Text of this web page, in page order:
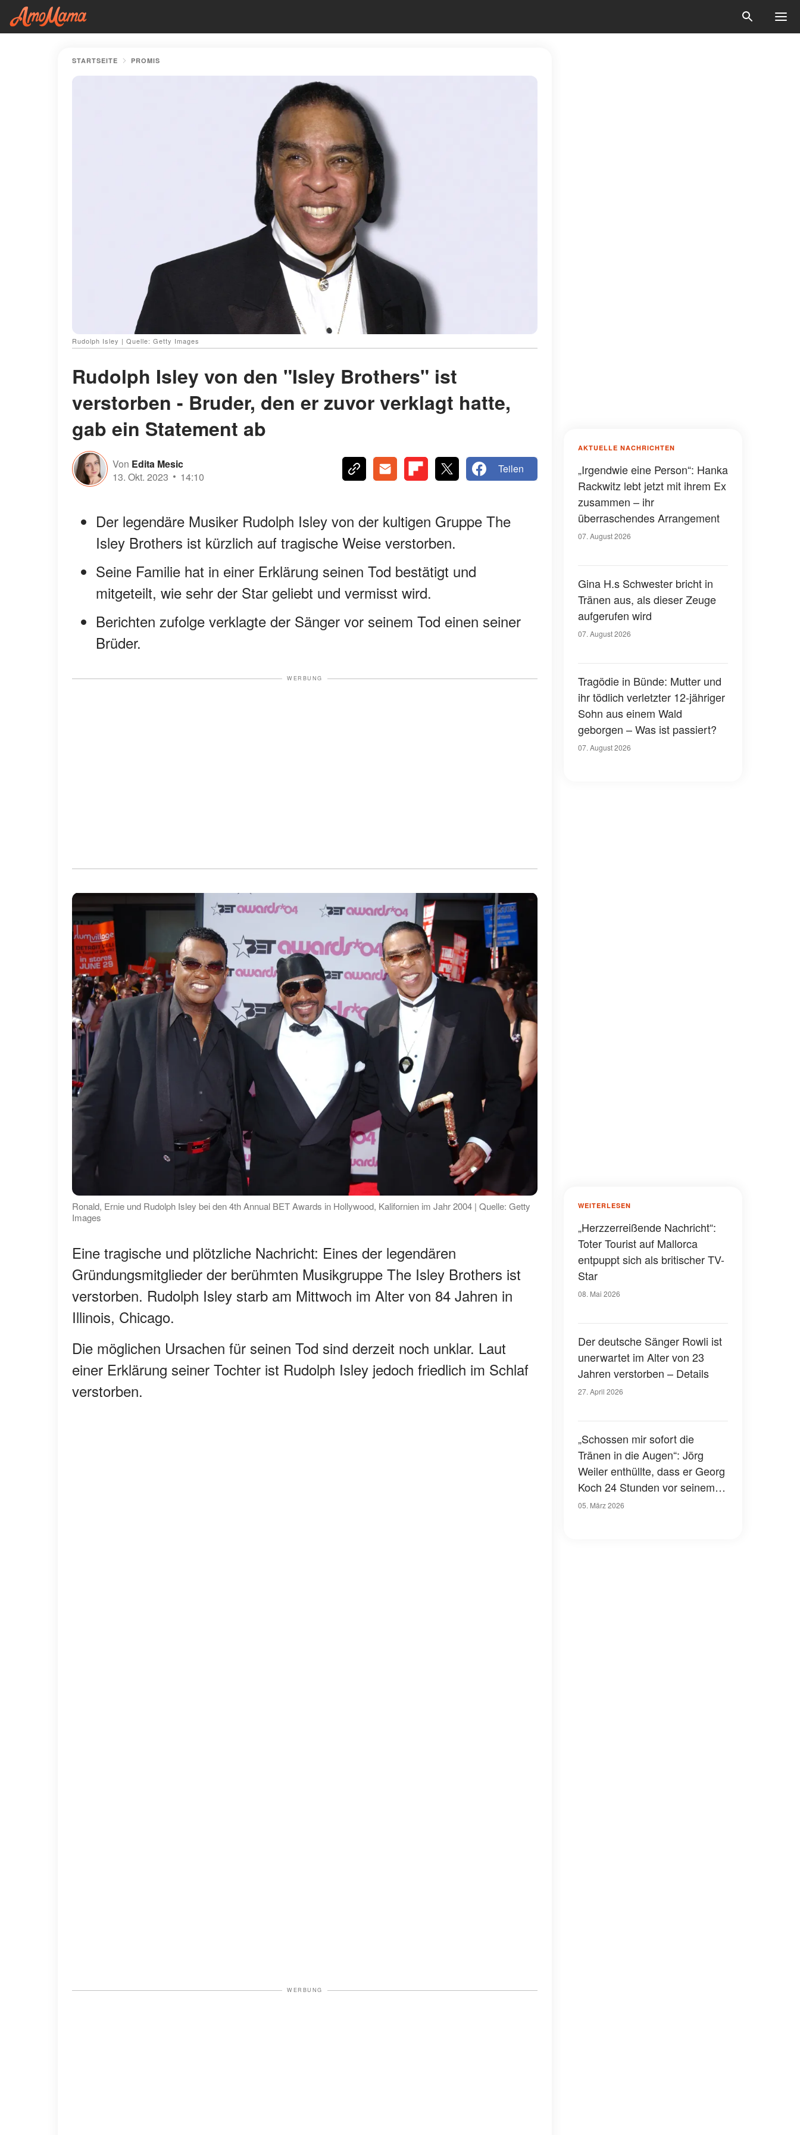
STARTSEITE PROMIS
Rudolph Isley | Quelle: Getty Images
Rudolph Isley von den "Isley Brothers" ist
verstorben - Bruder, den er zuvor verklagt hatte,
gab ein Statement ab
Von Edita Mesic
13. Okt. 2023
14:10
Teilen
Der legendäre Musiker Rudolph Isley von der kultigen Gruppe The
Isley Brothers ist kürzlich auf tragische Weise verstorben.
Seine Familie hat in einer Erklärung seinen Tod bestätigt und
mitgeteilt, wie sehr der Star geliebt und vermisst wird.
Berichten zufolge verklagte der Sänger vor seinem Tod einen seiner
Brüder.
WERBUNG
Ronald, Ernie und Rudolph Isley bei den 4th Annual BET Awards in Hollywood, Kalifornien im Jahr 2004 | Quelle: Getty
Images
Eine tragische und plötzliche Nachricht: Eines der legendären
Gründungsmitglieder der berühmten Musikgruppe The Isley Brothers ist
verstorben. Rudolph Isley starb am Mittwoch im Alter von 84 Jahren in
Illinois, Chicago.
Die möglichen Ursachen für seinen Tod sind derzeit noch unklar. Laut
einer Erklärung seiner Tochter ist Rudolph Isley jedoch friedlich im Schlaf
verstorben.
WERBUNG
AKTUELLE NACHRICHTEN
„Irgendwie eine Person“: Hanka
Rackwitz lebt jetzt mit ihrem Ex
zusammen – ihr
überraschendes Arrangement
07. August 2026
Gina H.s Schwester bricht in
Tränen aus, als dieser Zeuge
aufgerufen wird
07. August 2026
Tragödie in Bünde: Mutter und
ihr tödlich verletzter 12-jähriger
Sohn aus einem Wald
geborgen – Was ist passiert?
07. August 2026
WEITERLESEN
„Herzzerreißende Nachricht“:
Toter Tourist auf Mallorca
entpuppt sich als britischer TV-
Star
08. Mai 2026
Der deutsche Sänger Rowli ist
unerwartet im Alter von 23
Jahren verstorben – Details
27. April 2026
„Schossen mir sofort die
Tränen in die Augen“: Jörg
Weiler enthüllte, dass er Georg
Koch 24 Stunden vor seinem
Tod angerufen hat
05. März 2026